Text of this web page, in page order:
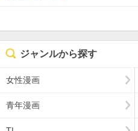
ジャンルから探す
女性漫画
青年漫画